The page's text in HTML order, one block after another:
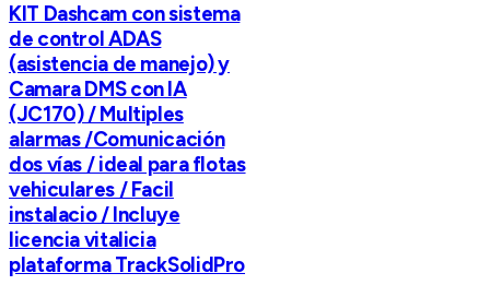
KIT Dashcam con sistema
de control ADAS
(asistencia de manejo) y
Camara DMS con IA
(JC170) / Multiples
alarmas /Comunicación
dos vías / ideal para flotas
vehiculares / Facil
instalacio / Incluye
licencia vitalicia
plataforma TrackSolidPro